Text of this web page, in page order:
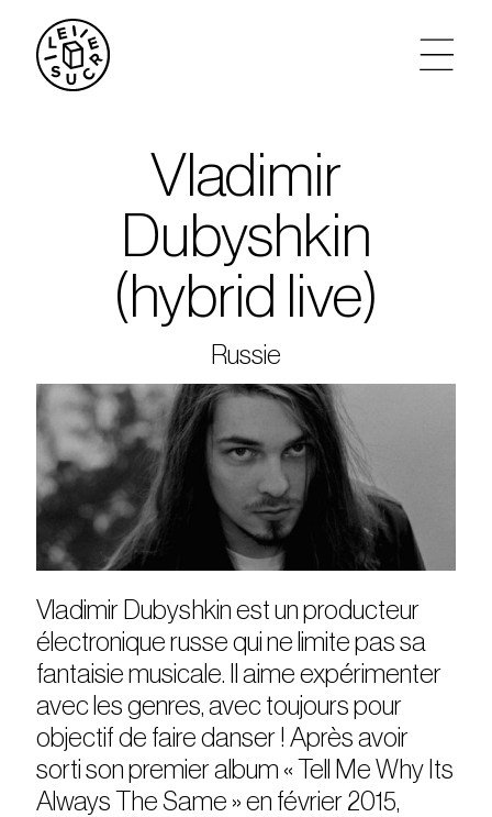
agenda
tickets
partenariats
privatisations
Vladimir
Dubyshkin
(hybrid live)
Russie
Vladimir Dubyshkin est un producteur
électronique russe qui ne limite pas sa
fantaisie musicale. Il aime expérimenter
avec les genres, avec toujours pour
objectif de faire danser ! Après avoir
sorti son premier album « Tell Me Why Its
Always The Same » en février 2015,